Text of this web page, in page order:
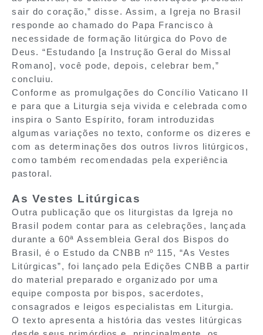
sair do coração,” disse. Assim, a Igreja no Brasil
responde ao chamado do Papa Francisco à
necessidade de formação litúrgica do Povo de
Deus. “Estudando [a Instrução Geral do Missal
Romano], você pode, depois, celebrar bem,”
concluiu.
Conforme as promulgações do Concílio Vaticano II
e para que a Liturgia seja vivida e celebrada como
inspira o Santo Espírito, foram introduzidas
algumas variações no texto, conforme os dizeres e
com as determinações dos outros livros litúrgicos,
como também recomendadas pela experiência
pastoral.
As Vestes Litúrgicas
Outra publicação que os liturgistas da Igreja no
Brasil podem contar para as celebrações, lançada
durante a 60ª Assembleia Geral dos Bispos do
Brasil, é o Estudo da CNBB nº 115, “As Vestes
Litúrgicas”, foi lançado pela Edições CNBB a partir
do material preparado e organizado por uma
equipe composta por bispos, sacerdotes,
consagrados e leigos especialistas em Liturgia.
O texto apresenta a história das vestes litúrgicas